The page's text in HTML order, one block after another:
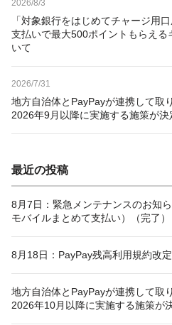
2026/8/3
「対象銀行をはじめてチャージ用
支払いで最大500ポイントもらえる
いて
2026/7/31
地方自治体とPayPayが連携して取
2026年9月以降に実施する施策が決
最近の投稿
8月7日：緊急メンテナンスのお知
モバイルまとめて支払い）（完了）
8月18日：PayPay残高利用規約改
地方自治体とPayPayが連携して取
2026年10月以降に実施する施策が